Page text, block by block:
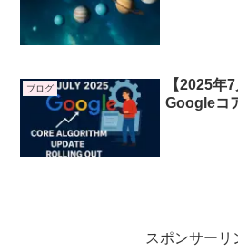
ブログ
【2025年
Googleコ
スポンサーリ